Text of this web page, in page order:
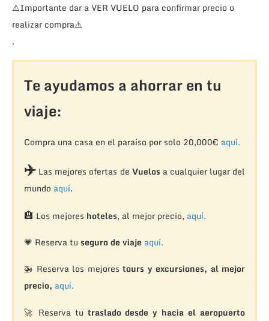
⚠️Importante dar a VER VUELO para confirmar precio o
realizar compra⚠️
.
Te ayudamos a ahorrar en tu
viaje:
Compra una casa en el paraíso por solo 20,000€ aquí.
✈️Las mejores ofertas de Vuelosa cualquier lugar del
mundo aquí.
🏨 Los mejores hoteles, al mejor precio, aquí.
💗 Reserva tu seguro de viaje aquí.
🚁 Reserva los mejorestours y excursiones, al mejor
precio, aquí.
🚀 Reserva tu traslado desde y hacia el aeropuerto